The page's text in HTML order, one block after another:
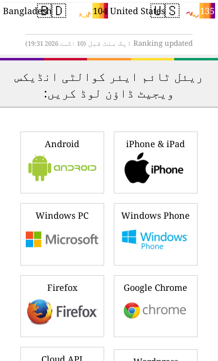
🇺🇸 135
United States
🇧🇩 104
Bangladesh
Ranking updated ایک منٹ قبل
ریئل ٹائم ایئر کوالٹی انڈیکس
ویجیٹ ڈاؤن لوڈ کریں:
iPhone & iPad
Android
Windows Phone
Windows PC
Google Chrome
Firefox